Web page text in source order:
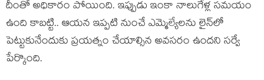
దీంతో అధికారం పోయింది. ఇప్పుడు ఇంకా నాలుగేళ్ల స‌మ‌యం
ఉంది కాబ‌ట్టి.. ఆయ‌న ఇప్ప‌టి నుంచే ఎమ్మెల్యేల‌ను లైన్‌లో
పెట్టుకునేందుకు ప్ర‌య‌త్నం చేయాల్సిన అవ‌స‌రం ఉంద‌ని స‌ర్వే
పేర్కొంది.